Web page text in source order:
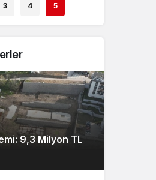
3 4 5
9,3 Milyon TL